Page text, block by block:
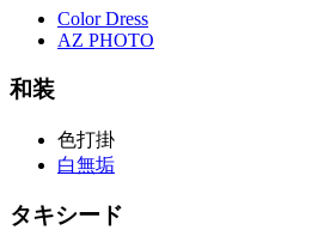
Color Dress
AZ PHOTO
和装
色打掛
白無垢
タキシード